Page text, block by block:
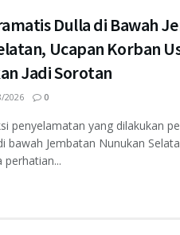
Dulla di Bawah
Ucapan Korban
Jadi Sorotan
2026 0
penyelamatan yang dilakukan
bawah Jembatan Nunukan